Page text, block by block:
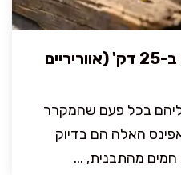
מאפינס ירקות משגעים ב-25 דק' (אווריריים
בכל פעם שהמקרר
האלה הם בדיוק
מהתבנית, ...